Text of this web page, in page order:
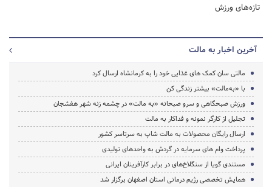
تازه‌های ورزش
آخرین اخبار به مالت
مالتی سان کمک های غذایی خود را به کرمانشاه ارسال کرد
با «به‌مالت» بیشتر زندگی کن
ورزش صبحگاهی و سرو صبحانه «به مالت» در چشمه زنه شهر هفشجان
تجلیل از کارگر نمونه و فداکار به مالت
ارسال رایگان محصولات به مالت شاپ به سرتاسر کشور
پرداخت وام های سرمایه در گردش به واحدهای تولیدی
مستندی گویا از سنگلاخ‌های در برابر کارآفرینان ایرانی
همایش تخصصی رژیم درمانی استان اصفهان برگزار شد